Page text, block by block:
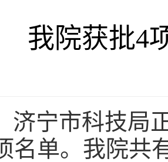
我院获批4
济宁市科技局
名单。我院共